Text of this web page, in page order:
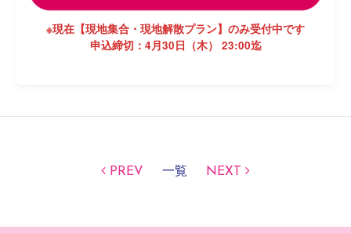
※現在【現地集合・現地解散プラン】のみ受付中です
申込締切：4月30日（木） 23:00迄
PREV 一覧 NEXT